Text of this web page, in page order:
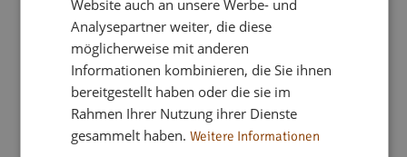
Od 2018 r. flex livingoferuje elastyczne, w pełni
umeblowane rozwiązania mieszkaniowe w całych
Niemczech. Dysponując ponad 333 mieszkaniami w ponad
40 lokalizacjach, oferujemy mieszkania dla instalatorów,
mieszkania wakacyjne i mieszkania współdzielone na każdą
potrzebę – zawsze nowoczesne, w pełni umeblowane i
gotowe do natychmiastowego zamieszkania. Dzięki naszej
Website auch an unsere Werbe- und
Analysepartner weiter, die diese
möglicherweise mit anderen
Informationen kombinieren, die Sie ihnen
bereitgestellt haben oder die sie im
Rahmen Ihrer Nutzung ihrer Dienste
gesammelt haben. Weitere Informationen